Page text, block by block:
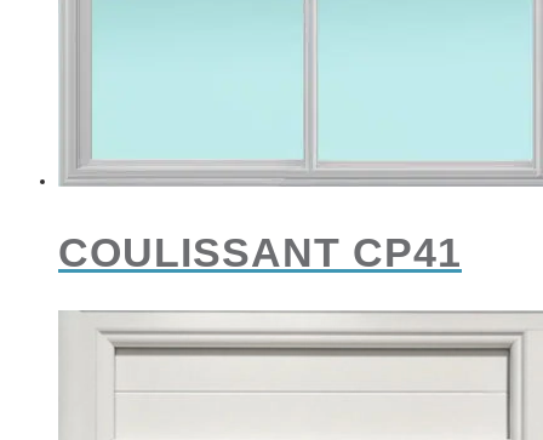
COULISSANT CP41